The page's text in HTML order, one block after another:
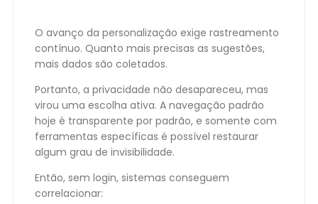
O avanço da personalização exige rastreamento
contínuo. Quanto mais precisas as sugestões,
mais dados são coletados.
Portanto, a privacidade não desapareceu, mas
virou uma escolha ativa. A navegação padrão
hoje é transparente por padrão, e somente com
ferramentas específicas é possível restaurar
algum grau de invisibilidade.
Então, sem login, sistemas conseguem
correlacionar: